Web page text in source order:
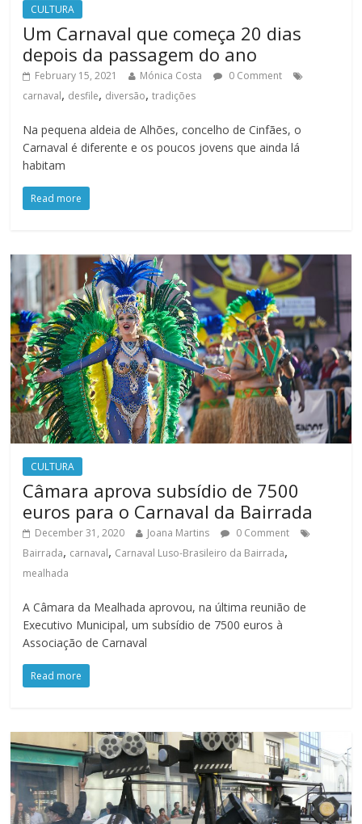
CULTURA
Um Carnaval que começa 20 dias
depois da passagem do ano
February 15, 2021 Mónica Costa
0 Comment
carnaval, desfile, diversão,tradições
Na pequena aldeia de Alhões, concelho de Cinfães, o
Carnaval é diferente e os poucos jovens que ainda lá
habitam
Read more
CULTURA
Câmara aprova subsídio de 7500
euros para o Carnaval da Bairrada
December 31, 2020 Joana Martins
0 Comment
Bairrada, carnaval, Carnaval Luso-Brasileiro da Bairrada,
mealhada
A Câmara da Mealhada aprovou, na última reunião de
Executivo Municipal, um subsídio de 7500 euros à
Associação de Carnaval
Read more